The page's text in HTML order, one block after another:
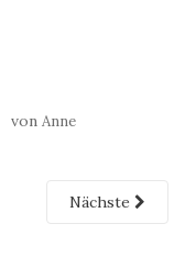
von Anne
Nächste